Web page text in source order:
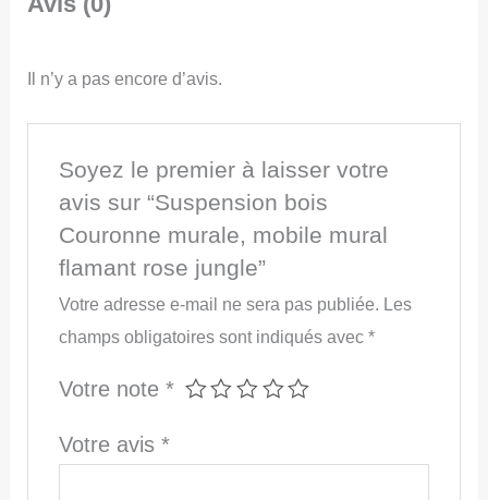
Il n’y a pas encore d’avis.
Soyez le premier à laisser votre
avis sur “Suspension bois
Couronne murale, mobile mural
flamant rose jungle”
Votre adresse e-mail ne sera pas publiée. Les
champs obligatoires sont indiqués avec *
Votre note *
Votre avis *